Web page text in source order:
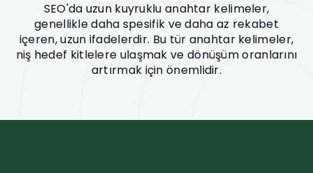
SEO'da uzun kuyruklu anahtar kelimeler,
genellikle daha spesifik ve daha az rekabet
içeren, uzun ifadelerdir. Bu tür anahtar kelimeler,
niş hedef kitlelere ulaşmak ve dönüşüm oranlarını
artırmak için önemlidir.